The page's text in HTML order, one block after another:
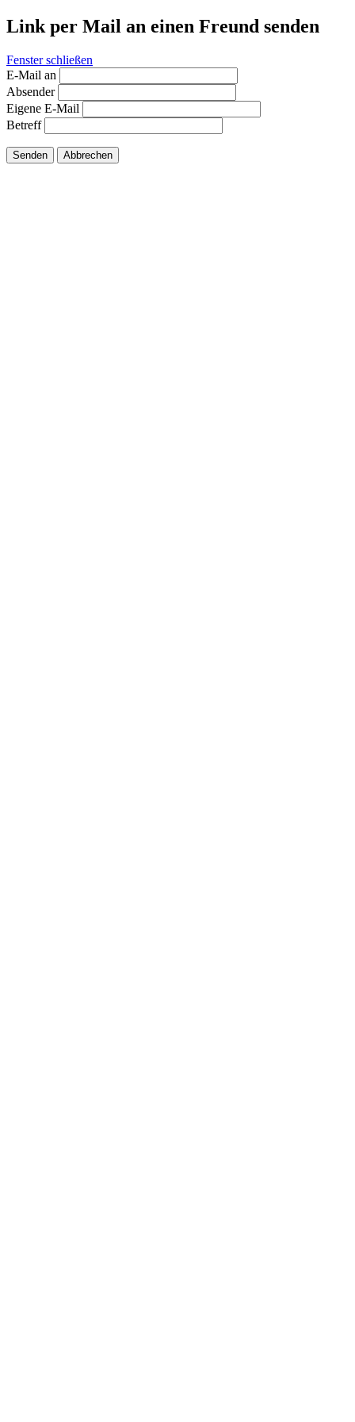
Link per Mail an einen Freund senden
Fenster schließen
E-Mail an
Absender
Eigene E-Mail
Betreff
Senden Abbrechen